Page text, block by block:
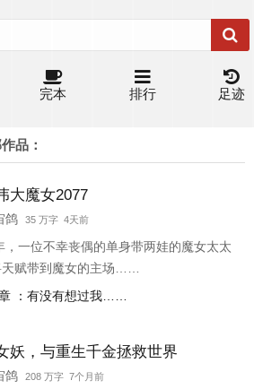
完本 排行 足迹
品：
大魔女2077
鸽 35 万字 4天前
，一位不幸丧偶的单身带两娃的魔女太太
天赋带到魔女的主场……
：有没有想过我……
妖，与重生千金拯救世界
鸽 208 万字 7个月前